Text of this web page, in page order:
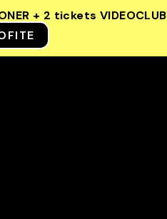
+ 2 tickets VIDEOCLUB